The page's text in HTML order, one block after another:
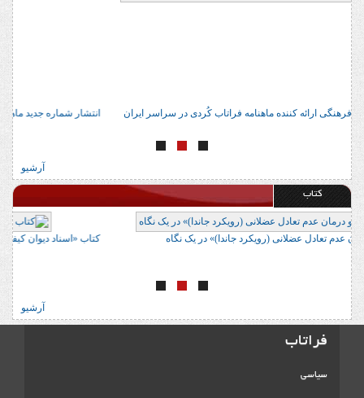
آدرس 22 مرکز معتبر فرهنگی ارائه کننده ماهنامه فراتاب کُردی در سراسر ایران
آرشیو
کتاب
کتاب «ارزیابی و درمان عدم تعادل عضلانی (رویکرد جاندا)» در یک نگاه
آرشیو
فراتاب
سیاسی